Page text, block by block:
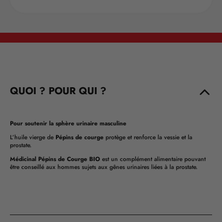
QUOI ? POUR QUI ?
Pour soutenir la sphère urinaire masculine
L’huile vierge de Pépins de courge protège et renforce la vessie et la
prostate.
Médicinal Pépins de Courge BIO est un complément alimentaire pouvant
être conseillé aux hommes sujets aux gênes urinaires liées à la prostate.